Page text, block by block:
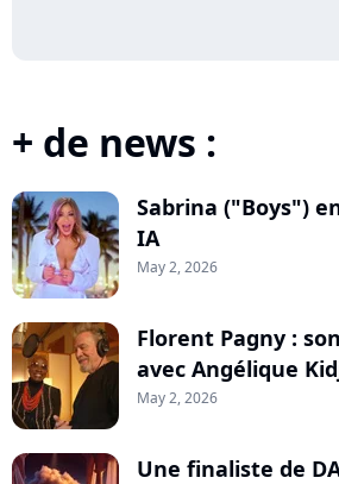
+ de news :
Sabrina ("Boys")
IA
May 2, 2026
Florent Pagny :
avec Angélique
May 2, 2026
Une finaliste de